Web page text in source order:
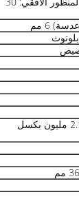
شاشة IPS HD مقاس 8 بوصات (2.1 مليون بكسل